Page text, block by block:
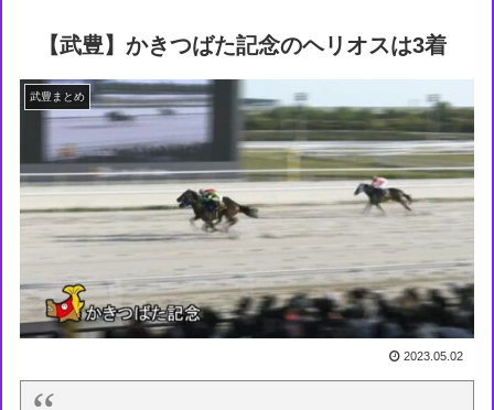
【武豊】かきつばた記念のヘリオスは3着
武豊まとめ
2023.05.02